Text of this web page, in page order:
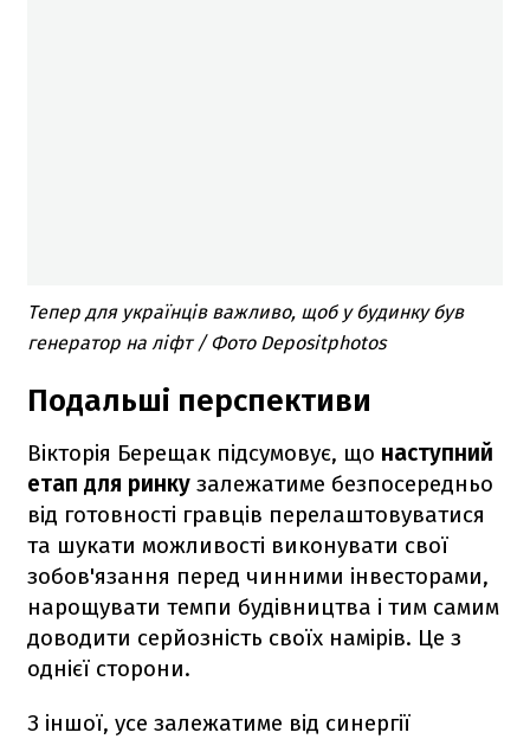
Тепер для українців важливо, щоб у будинку був
генератор на ліфт / Фото Depositphotos
Подальші перспективи
Вікторія Берещак підсумовує, що наступний
етап для ринку залежатиме безпосередньо
від готовності гравців перелаштовуватися
та шукати можливості виконувати свої
зобов'язання перед чинними інвесторами,
нарощувати темпи будівництва і тим самим
доводити серйозність своїх намірів. Це з
однієї сторони.
З іншої, усе залежатиме від синергії